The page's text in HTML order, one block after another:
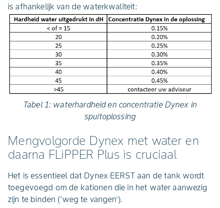
is afhankelijk van de waterkwaliteit:
Tabel 1: waterhardheid en concentratie Dynex in
spuitoplossing
Mengvolgorde Dynex met water en
daarna FLiPPER Plus is cruciaal
Het is essentieel dat Dynex EERST aan de tank wordt
toegevoegd om de kationen die in het water aanwezig
zijn te binden (‘weg te vangen’).